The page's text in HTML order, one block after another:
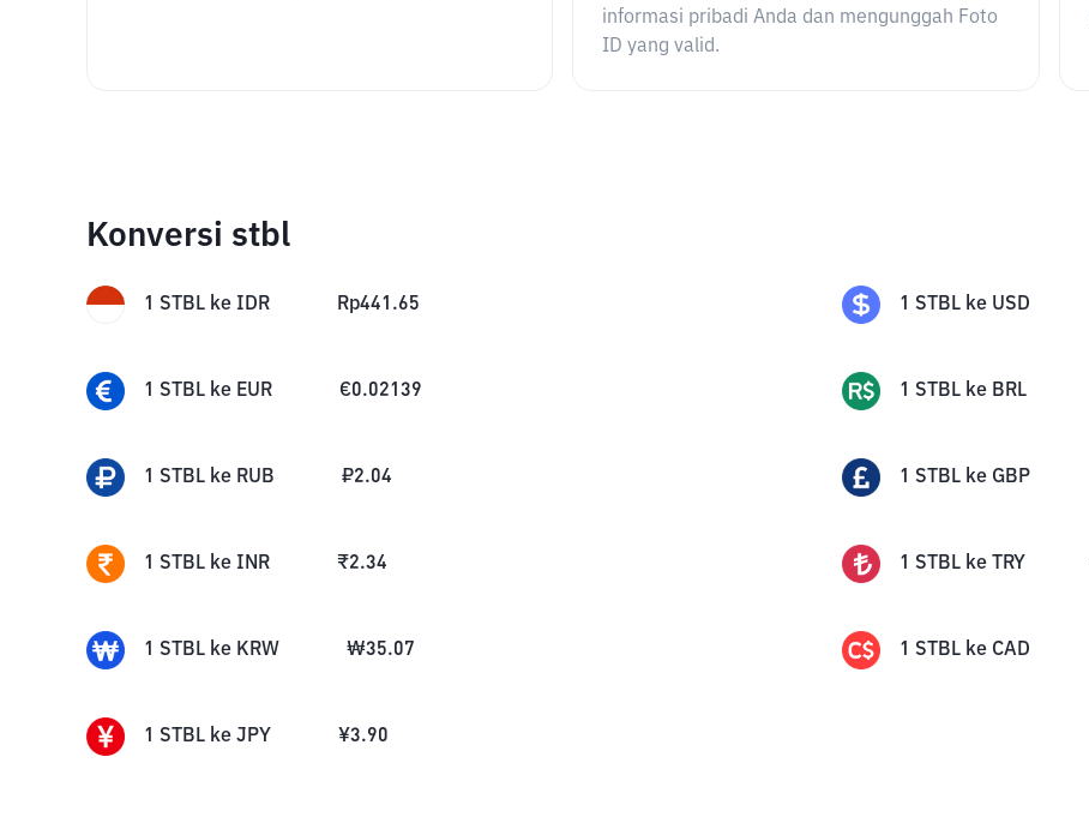
informasi pribadi Anda dan mengunggah Foto
ID yang valid.
Konversi stbl
1 STBL ke IDR Rp441.65 1 STBL ke USD
1 STBL ke EUR €0.02139 1 STBL ke BRL
1 STBL ke RUB ₽2.04 1 STBL ke GBP
1 STBL ke INR ₹2.34 1 STBL ke TRY
1 STBL ke KRW ₩35.07 1 STBL ke CAD
1 STBL ke JPY ¥3.90